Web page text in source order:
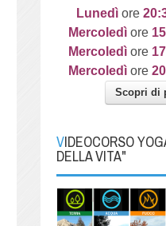
Lunedìore 20
Mercoledì ore
Mercoledì ore
Mercoledì ore
Scopri di
VIDEOCORSO YOGA "LA DANZA
DELLA VITA"